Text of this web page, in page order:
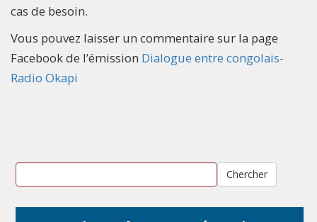
cas de besoin.
Vous pouvez laisser un commentaire sur la page
Facebook de l’émission Dialogue entre congolais-
Radio Okapi
Chercher